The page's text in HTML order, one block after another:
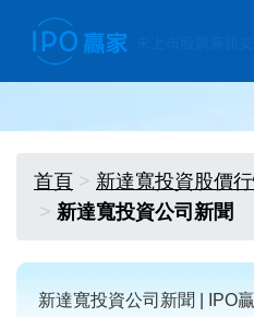
首頁
新達寬投資股價
新達寬投資公司新聞
新達寬投資公司新聞 | IPO